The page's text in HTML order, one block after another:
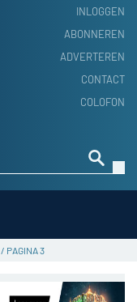
INLOGGEN
ABONNEREN
ADVERTEREN
CONTACT
COLOFON
/ PAGINA 3